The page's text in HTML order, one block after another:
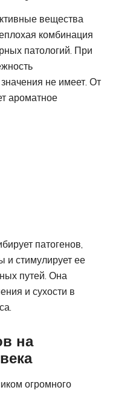
вещества
комбинация
патологий. При
не имеет. От
ароматное
патогенов,
и стимулирует ее
путей. Она
и сухости в
на
огромного